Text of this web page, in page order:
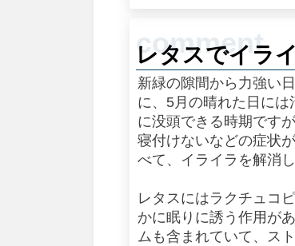
レタスでイラ
新緑の隙間から力強い
に、5月の晴れた日に
に没頭できる時期です
寝付けないなどの症状
べて、イライラを解消
レタスにはラクチュコ
かに眠りに誘う作用が
ムも含まれていて、ス